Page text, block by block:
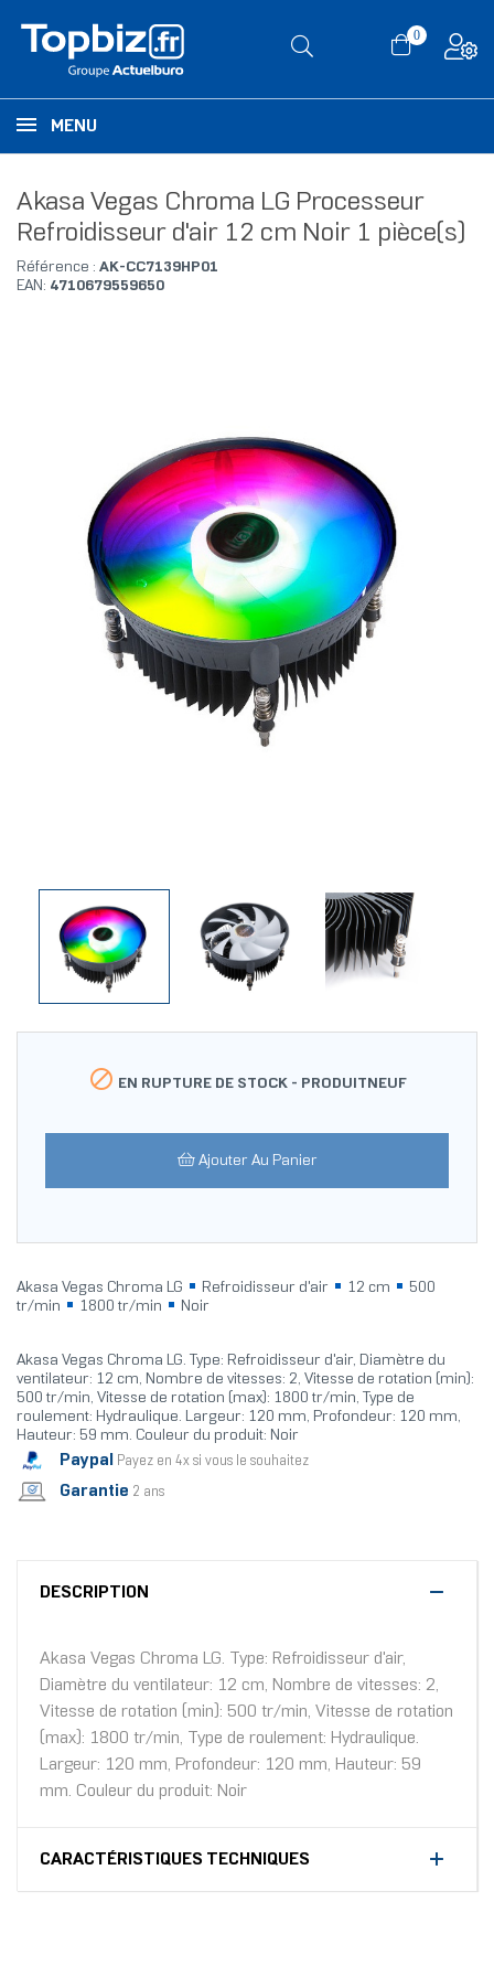
0
MENU
Akasa Vegas Chroma LG Processeur
Refroidisseur d'air 12 cm Noir 1 pièce(s)
Référence : AK-CC7139HP01
EAN: 4710679559650
 EN RUPTURE DE STOCK - PRODUITNEUF
Ajouter Au Panier
Akasa Vegas Chroma LG Refroidisseur d'air 12 cm
500
tr/min
1800 tr/min Noir
Akasa Vegas Chroma LG. Type: Refroidisseur d'air, Diamètre du
ventilateur: 12 cm, Nombre de vitesses: 2, Vitesse de rotation (min):
500 tr/min, Vitesse de rotation (max): 1800 tr/min, Type de
roulement: Hydraulique. Largeur: 120 mm, Profondeur: 120 mm,
Hauteur: 59 mm. Couleur du produit: Noir
Paypal Payez en 4x si vous le souhaitez
Garantie 2 ans
DESCRIPTION
Akasa Vegas Chroma LG. Type: Refroidisseur d'air,
Diamètre du ventilateur: 12 cm, Nombre de vitesses: 2,
Vitesse de rotation (min): 500 tr/min, Vitesse de rotation
(max): 1800 tr/min, Type de roulement: Hydraulique.
Largeur: 120 mm, Profondeur: 120 mm, Hauteur: 59
mm. Couleur du produit: Noir
CARACTÉRISTIQUES TECHNIQUES